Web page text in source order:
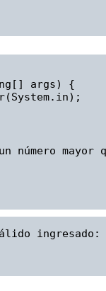
args) {
número mayor
ingresado: